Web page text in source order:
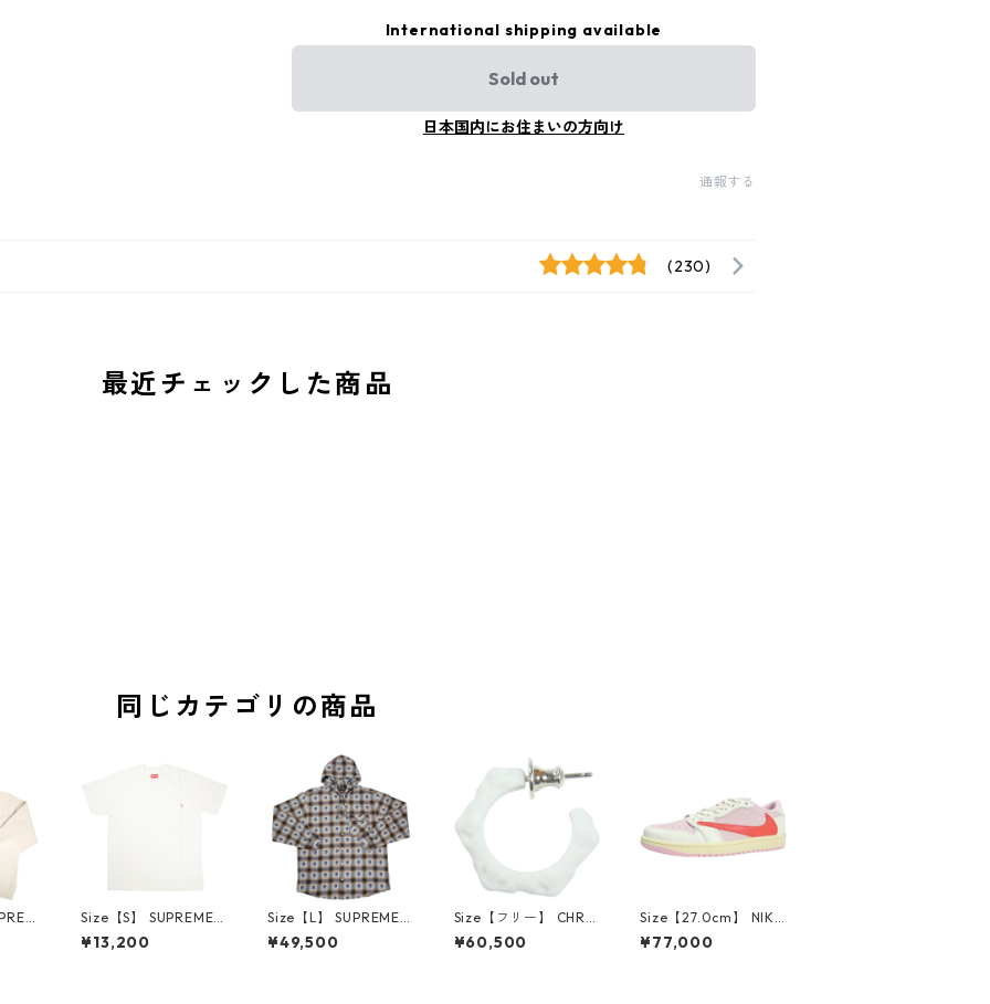
International shipping available
Sold out
日本国内にお住まいの方向け
通報する
(230)
最近チェックした商品
同じカテゴリの商品
Size【S】 SUPREME
シュプリーム S/S Poc
ket Tee White Tシャ
¥13,200
Size【L】 SUPREME
シュプリーム ×Numbe
r (N)ine 25FW Hoode
¥49,500
Size【フリー】 CHRO
ME HEARTS クロム・
ハーツ CH Cross SING
¥60,500
Size【27.0cm】 NIKE
ナイキ ×Travis Scott
AIR JORDAN 1 LOW
¥77,000